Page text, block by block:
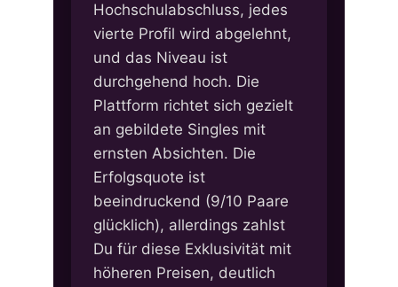
Hochschulabschluss, jedes
vierte Profil wird abgelehnt,
und das Niveau ist
durchgehend hoch. Die
Plattform richtet sich gezielt
an gebildete Singles mit
ernsten Absichten. Die
Erfolgsquote ist
beeindruckend (9/10 Paare
glücklich), allerdings zahlst
Du für diese Exklusivität mit
höheren Preisen, deutlich